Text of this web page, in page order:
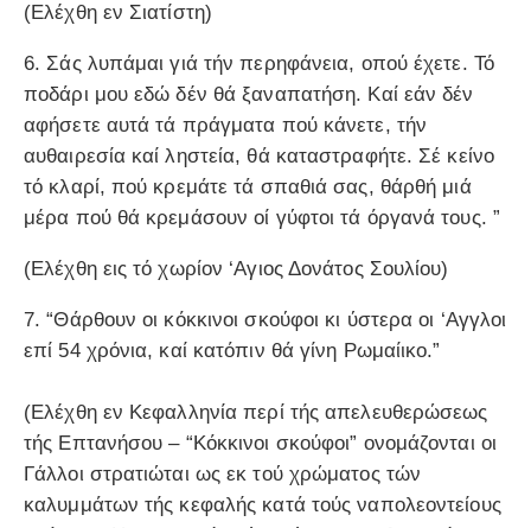
(Ελέχθη εν Σιατίστη)
6. Σάς λυπάμαι γιά τήν περηφάνεια, οπού έχετε. Τό
ποδάρι μου εδώ δέν θά ξαναπατήση. Καί εάν δέν
αφήσετε αυτά τά πράγματα πού κάνετε, τήν
αυθαιρεσία καί ληστεία, θά καταστραφήτε. Σέ κείνο
τό κλαρί, πού κρεμάτε τά σπαθιά σας, θάρθή μιά
μέρα πού θά κρεμάσουν οί γύφτοι τά όργανά τους. ”
(Ελέχθη εις τό χωρίον ‘Aγιος Δονάτος Σουλίου)
7. “Θάρθουν οι κόκκινοι σκούφοι κι ύστερα οι ‘Aγγλοι
επί 54 χρόνια, καί κατόπιν θά γίνη Ρωμαίικο.”
(Ελέχθη εν Κεφαλληνία περί τής απελευθερώσεως
τής Επτανήσου – “Κόκκινοι σκούφοι” ονομάζονται οι
Γάλλοι στρατιώται ως εκ τού χρώματος τών
καλυμμάτων τής κεφαλής κατά τούς ναπολεοντείους